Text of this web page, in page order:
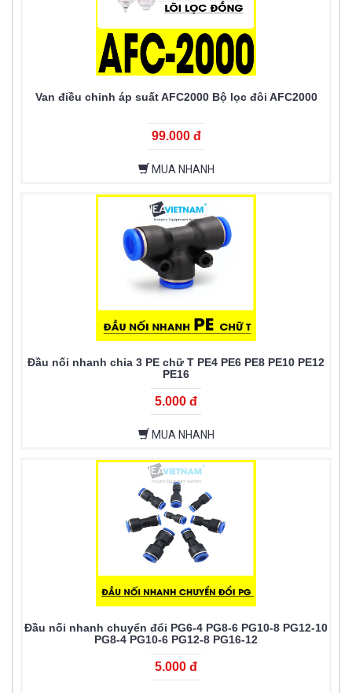
Van điều chỉnh áp suất AFC2000 Bộ lọc đôi AFC2000
99.000 đ
MUA NHANH
Đầu nối nhanh chia 3 PE chữ T PE4 PE6 PE8 PE10 PE12
PE16
5.000 đ
MUA NHANH
Đầu nối nhanh chuyển đổi PG6-4 PG8-6 PG10-8 PG12-10
PG8-4 PG10-6 PG12-8 PG16-12
5.000 đ